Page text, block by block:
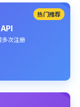
热门推荐
次注册